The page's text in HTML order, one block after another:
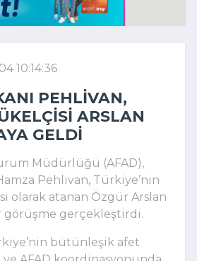
10:14:36
PEHLIVAN,
ARSLAN
GELDI
Müdürlüğü (AFAD),
Pehlivan, Türkiye’nin
olarak atanan Özgür Arslan
görüşme gerçekleştirdi.
bütünleşik afet